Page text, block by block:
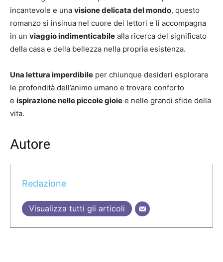
incantevole e una visione delicata del mondo, questo
romanzo si insinua nel cuore dei lettori e li accompagna
in un viaggio indimenticabile alla ricerca del significato
della casa e della bellezza nella propria esistenza.
Una lettura imperdibile per chiunque desideri esplorare
le profondità dell’animo umano e trovare conforto
e ispirazione nelle piccole gioie e nelle grandi sfide della
vita.
Autore
Redazione
Visualizza tutti gli articoli